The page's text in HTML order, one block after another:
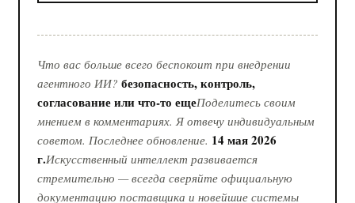
Что вас больше всего беспокоит при внедрении
агентного ИИ?безопасность, контроль,
согласование или что-то ещеПоделитесь своим
мнением в комментариях. Я отвечу индивидуальным
советом. Последнее обновление. 14 мая 2026
г.Искусственный интеллект развивается
стремительно — всегда сверяйте официальную
документацию поставщика и новейшие системы